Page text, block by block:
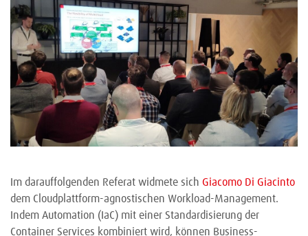
Im darauffolgenden Referat widmete sich Giacomo Di Giacinto
dem Cloudplattform-agnostischen Workload-Management.
Indem Automation (IaC) mit einer Standardisierung der
Container Services kombiniert wird, können Business-